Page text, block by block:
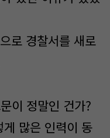
로 경찰서를 새로
이 정말인 건가?
많은 인력이 동